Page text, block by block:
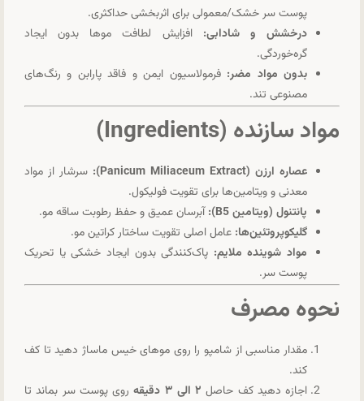
پوست سر خشک/معمولی برای اثربخشی حداکثری.
درخشش و شادابی: افزایش لطافت موها بدون ایجاد
گره‌خوردگی.
بدون مواد مضر: فرمولاسیون ایمن و فاقد پارابن و رنگ‌های
مصنوعی تند.
مواد سازنده (Ingredients)
عصاره ارزن (Panicum Miliaceum Extract):
سرشار از مواد
معدنی و ویتامین‌ها برای تقویت فولیکول.
پانتنول (ویتامین B5):
آبرسان عمیق و حفظ رطوبت ساقه مو.
گلیکوپروتئین‌ها: عامل اصلی تقویت ساختار کراتین مو.
مواد شوینده ملایم: پاک‌کنندگی بدون ایجاد خشکی یا تحریک
پوست سر.
نحوه مصرف
مقدار مناسبی از شامپو را روی موهای خیس ماساژ دهید تا کف
کند.
اجازه دهید کف حاصل ۲ الی ۳ دقیقه
روی پوست سر بماند تا